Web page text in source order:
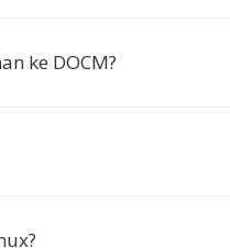
ke DOCM?